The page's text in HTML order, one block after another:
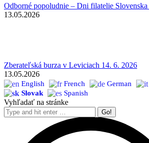
Odborné popoludnie – Dni filatelie
13.05.2026
Zberateľská burza v Leviciach 14. 6. 2026
13.05.2026
English French German
Slovak
Spanish
Vyhľadať na stránke
Search: